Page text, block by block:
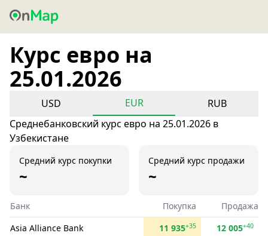
Курс евро на
25.01.2026
USD EUR
RUB
Среднебанковский курс евро на 25.01.2026 в
Узбекистане
Средний курс покупки
~
Средний курс продажи
~
Банк Покупка
Продажа
Asia Alliance Bank
11 935+35 12 005+40